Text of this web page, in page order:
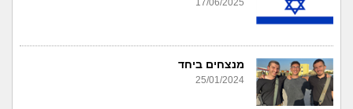
17/06/2025
מנצחים ביחד
25/01/2024